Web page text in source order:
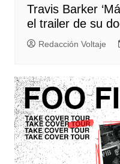
Travis Barker
el trailer de su
Redacción Voltaje